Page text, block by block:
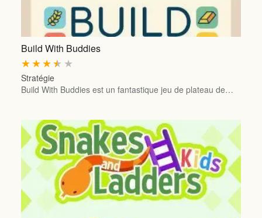
Build With Buddies
★
★
★
★
★
Stratégie
Build With Buddies est un fantastique jeu de plateau de…